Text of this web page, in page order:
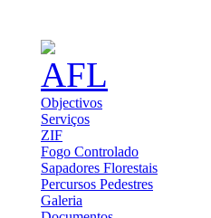
Objectivos
Serviços
ZIF
Fogo Controlado
Sapadores Florestais
Percursos Pedestres
Galeria